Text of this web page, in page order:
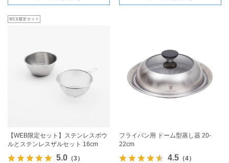
【WEB限定セット】ステンレスボウ
ルとステンレスザルセット 16cm
5.0（3）
フライパン用 ドーム型蒸し器 20-
22cm
4.5（4）